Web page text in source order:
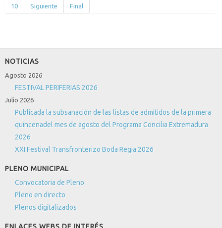
10 Siguiente Final
NOTICIAS
Agosto 2026
FESTIVAL PERIFERIAS 2026
Julio 2026
Publicada la subsanación de las listas de admitidos de la primera
quincenadel mes de agosto del Programa Concilia Extremadura
2026
XXI Festival Transfronterizo Boda Regia 2026
PLENO MUNICIPAL
Convocatoria de Pleno
Pleno en directo
Plenos digitalizados
ENLACES WEBS DE INTERÉS